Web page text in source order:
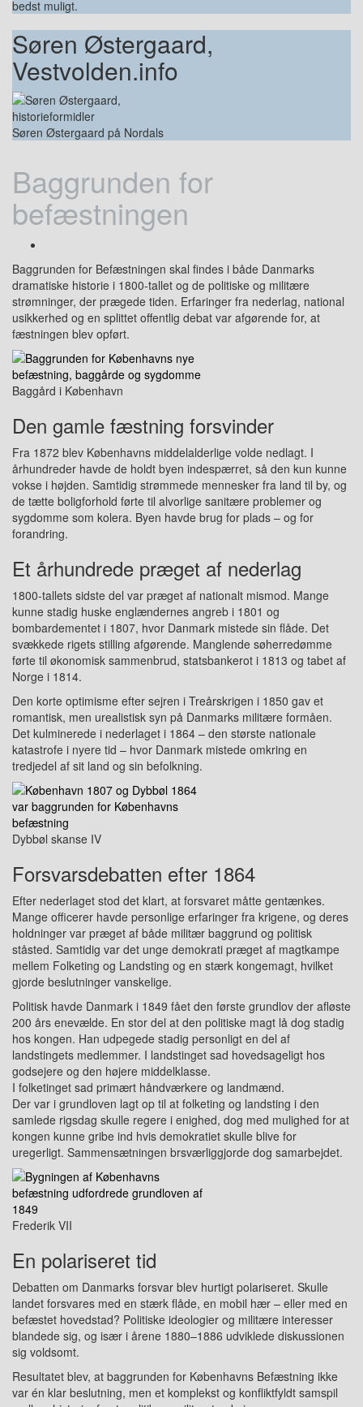
bedst muligt.
Søren Østergaard,
Vestvolden.info
Søren Østergaard på Nordals
Baggrunden for
befæstningen
Baggrunden for Befæstningen skal findes i både Danmarks
dramatiske historie i 1800-tallet og de politiske og militære
strømninger, der prægede tiden. Erfaringer fra nederlag, national
usikkerhed og en splittet offentlig debat var afgørende for, at
fæstningen blev opført.
Baggård i København
Den gamle fæstning forsvinder
Fra 1872 blev Københavns middelalderlige volde nedlagt. I
århundreder havde de holdt byen indespærret, så den kun kunne
vokse i højden. Samtidig strømmede mennesker fra land til by, og
de tætte boligforhold førte til alvorlige sanitære problemer og
sygdomme som kolera. Byen havde brug for plads – og for
forandring.
Et århundrede præget af nederlag
1800-tallets sidste del var præget af nationalt mismod. Mange
kunne stadig huske englændernes angreb i 1801 og
bombardementet i 1807, hvor Danmark mistede sin flåde. Det
svækkede rigets stilling afgørende. Manglende søherredømme
førte til økonomisk sammenbrud, statsbankerot i 1813 og tabet af
Norge i 1814.
Den korte optimisme efter sejren i Treårskrigen i 1850 gav et
romantisk, men urealistisk syn på Danmarks militære formåen.
Det kulminerede i nederlaget i 1864 – den største nationale
katastrofe i nyere tid – hvor Danmark mistede omkring en
tredjedel af sit land og sin befolkning.
Dybbøl skanse IV
Forsvarsdebatten efter 1864
Efter nederlaget stod det klart, at forsvaret måtte gentænkes.
Mange officerer havde personlige erfaringer fra krigene, og deres
holdninger var præget af både militær baggrund og politisk
ståsted. Samtidig var det unge demokrati præget af magtkampe
mellem Folketing og Landsting og en stærk kongemagt, hvilket
gjorde beslutninger vanskelige.
Politisk havde Danmark i 1849 fået den første grundlov der afløste
200 års enevælde. En stor del at den politiske magt lå dog stadig
hos kongen. Han udpegede stadig personligt en del af
landstingets medlemmer. I landstinget sad hovedsageligt hos
godsejere og den højere middelklasse.
I folketinget sad primært håndværkere og landmænd.
Der var i grundloven lagt op til at folketing og landsting i den
samlede rigsdag skulle regere i enighed, dog med mulighed for at
kongen kunne gribe ind hvis demokratiet skulle blive for
uregerligt. Sammensætningen brsværliggjorde dog samarbejdet.
Frederik VII
En polariseret tid
Debatten om Danmarks forsvar blev hurtigt polariseret. Skulle
landet forsvares med en stærk flåde, en mobil hær – eller med en
befæstet hovedstad? Politiske ideologier og militære interesser
blandede sig, og især i årene 1880–1886 udviklede diskussionen
sig voldsomt.
Resultatet blev, at baggrunden for Københavns Befæstning ikke
var én klar beslutning, men et komplekst og konfliktfyldt samspil